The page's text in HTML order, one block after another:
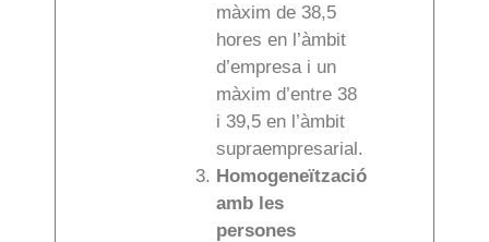
màxim de 38,5
hores en l’àmbit
d’empresa i un
màxim d’entre 38
i 39,5 en l’àmbit
supraempresarial.
Homogeneïtzació
amb les
persones